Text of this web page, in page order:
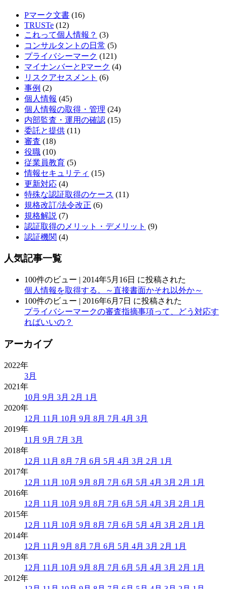
Pマーク文書 (16)
TRUSTe (12)
これって個人情報？ (3)
コンサルタントの日常 (5)
プライバシーマーク (121)
マイナンバーとPマーク (4)
リスクアセスメント (6)
事例 (2)
個人情報 (45)
個人情報の取得・管理 (24)
内部監査・運用の確認 (15)
委託と提供 (11)
審査 (18)
役職 (10)
従業員教育 (5)
情報セキュリティ (15)
更新対応 (4)
特殊な認証取得のケース (11)
規格改訂/法令改正 (6)
規格解説 (7)
認証取得のメリット・デメリット (9)
認証機関 (4)
人気記事一覧
100件のビュー | 2014年5月16日 に投稿された
個人情報を取得する。～直接書面かそれ以外か～
100件のビュー | 2016年6月7日 に投稿された
プライバシーマークの審査指摘事項って、どう対応す
ればいいの？
アーカイブ
2022年
3月
2021年
10月 9月 3月 2月 1月
2020年
12月 11月 10月 9月 8月 7月 4月 3月
2019年
11月 9月 7月 3月
2018年
12月 11月 8月 7月 6月 5月 4月 3月 2月 1月
2017年
12月 11月 10月 9月 8月 7月 6月 5月 4月 3月 2月 1月
2016年
12月 11月 10月 9月 8月 7月 6月 5月 4月 3月 2月 1月
2015年
12月 11月 10月 9月 8月 7月 6月 5月 4月 3月 2月 1月
2014年
12月 11月 9月 8月 7月 6月 5月 4月 3月 2月 1月
2013年
12月 11月 10月 9月 8月 7月 6月 5月 4月 3月 2月 1月
2012年